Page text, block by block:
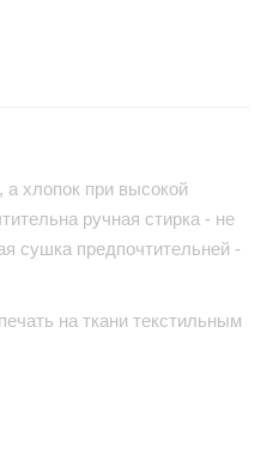
а хлопок при высокой
ручная стирка - не
сушка предпочтительней -
на ткани текстильным